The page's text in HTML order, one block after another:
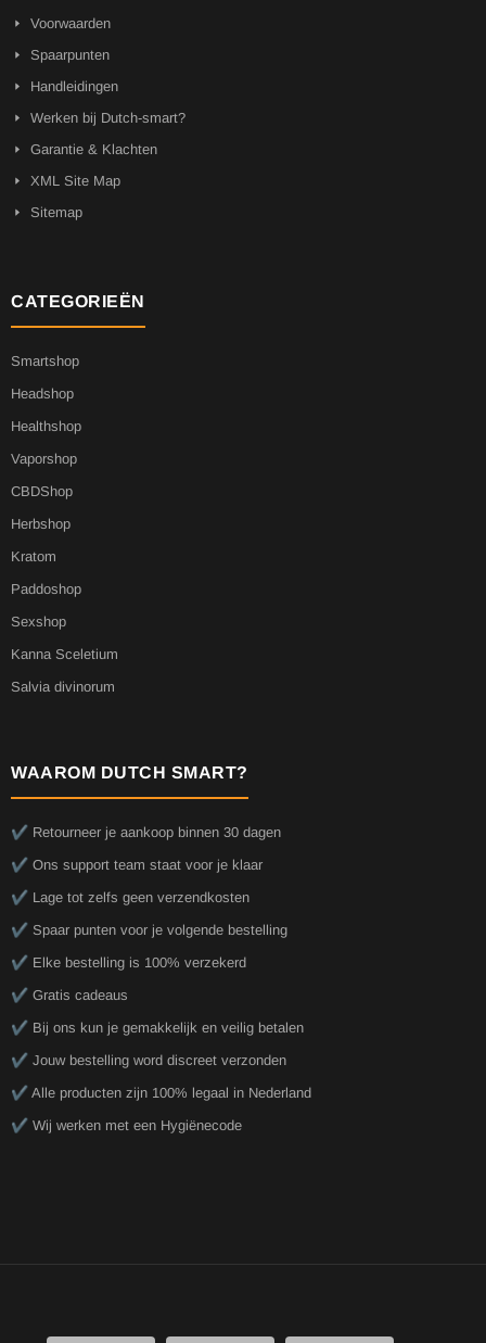
Voorwaarden
Spaarpunten
Handleidingen
Werken bij Dutch-smart?
Garantie & Klachten
XML Site Map
Sitemap
CATEGORIEËN
Smartshop
Headshop
Healthshop
Vaporshop
CBDShop
Herbshop
Kratom
Paddoshop
Sexshop
Kanna Sceletium
Salvia divinorum
WAAROM DUTCH SMART?
✔️ Retourneer je aankoop binnen 30 dagen
✔️ Ons support team staat voor je klaar
✔️ Lage tot zelfs geen verzendkosten
✔️ Spaar punten voor je volgende bestelling
✔️ Elke bestelling is 100% verzekerd
✔️ Gratis cadeaus
✔️ Bij ons kun je gemakkelijk en veilig betalen
✔️ Jouw bestelling word discreet verzonden
✔️ Alle producten zijn 100% legaal in Nederland
✔️ Wij werken met een Hygiënecode